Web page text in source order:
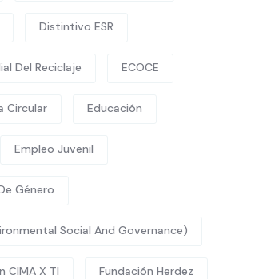
Distintivo ESR
Del Reciclaje ECOCE
Circular Educación
Empleo Juvenil
Género
Social And Governance)
CIMA X TI Fundación Herdez